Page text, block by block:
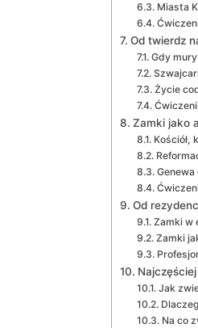
Miasta
Od twierdz
Gdy
Życie
Zamki jako
Kościół,
Genewa
Od
Zamki w
Zamki
Jak
Na co